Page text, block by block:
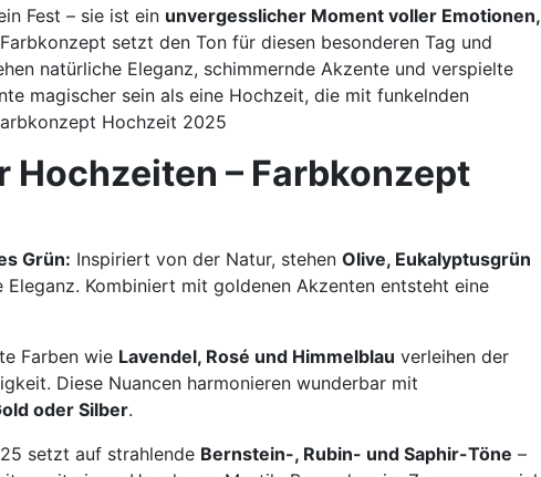
Fest – sie ist ein unvergesslicher Moment voller Emotionen,
setzt den Ton für diesen besonderen Tag und
natürliche Eleganz, schimmernde Akzente und verspielte
magischer sein als eine Hochzeit, die mit funkelnden
Hochzeit 2025
Hochzeiten – Farbkonzept
Grün: Inspiriert von der Natur, stehen Olive, Eukalyptusgrün
Eleganz. Kombiniert mit goldenen Akzenten entsteht eine
Farben wie Lavendel, Rosé und Himmelblau verleihen der
Diese Nuancen harmonieren wunderbar mit
oder Silber.
setzt auf strahlende Bernstein-, Rubin- und Saphir-Töne –